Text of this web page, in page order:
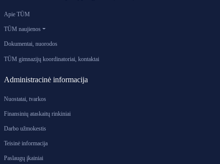
Apie TŪM
TŪM naujienos
Dokumentai, nuorodos
TŪM gimnazijų koordinatoriai, kontaktai
Administracinė informacija
Nuostatai, tvarkos
Finansinių ataskaitų rinkiniai
Darbo užmokestis
Teisinė informacija
Paslaugų įkainiai